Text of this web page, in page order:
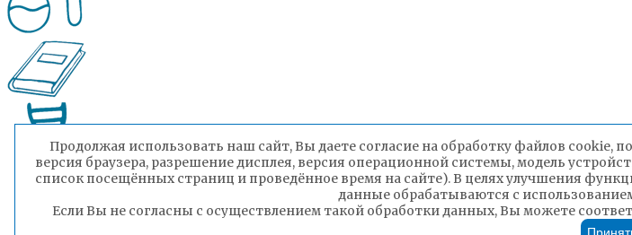
Продолжая использовать наш сайт, Вы даете согласие на обработку файлов cookie,
версия браузера, разрешение дисплея, версия операционной системы, модель
список посещённых страниц и проведённое время на сайте). В целях улучшения
данные обрабатываются с
Если Вы не согласны с осуществлением такой обработки данных, Вы можете